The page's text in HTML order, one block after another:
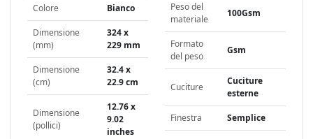
Colore Bianco
Dimensione
(mm)
324 x
229 mm
Dimensione
(cm)
32.4 x
22.9 cm
Dimensione
(pollici)
12.76 x
9.02
inches
Peso del
materiale
100Gsm
Formato
del peso
Gsm
Cuciture
Cuciture
esterne
Finestra Semplice